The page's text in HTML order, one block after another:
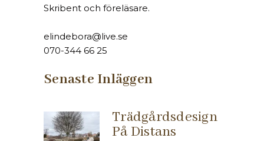
Skribent och föreläsare.
elindebora@live.se
070-344 66 25
Senaste Inläggen
Trädgårdsdesign
På Distans